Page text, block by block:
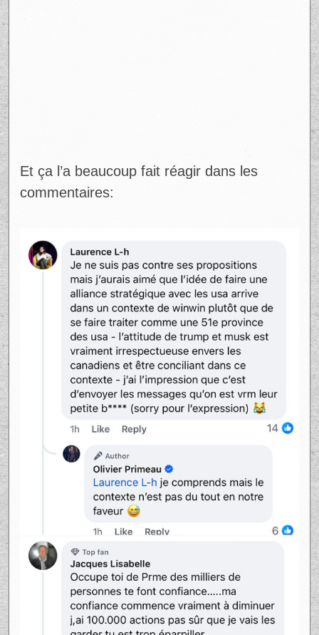
Et ça l’a beaucoup fait réagir dans les
commentaires: